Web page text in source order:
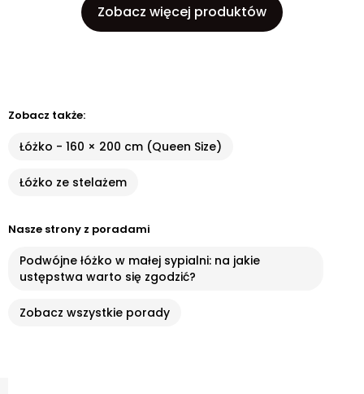
Zobacz więcej produktów
Zobacz także:
Łóżko - 160 × 200 cm (Queen Size)
Łóżko ze stelażem
Nasze strony z poradami
Podwójne łóżko w małej sypialni: na jakie
ustępstwa warto się zgodzić?
Zobacz wszystkie porady